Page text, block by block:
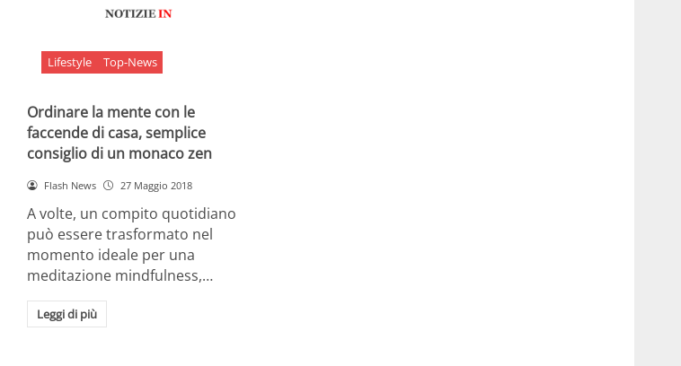
Lifestyle Top-News
Ordinare la mente con le
faccende di casa, semplice
consiglio di un monaco zen
Flash News 27 Maggio 2018
A volte, un compito quotidiano
può essere trasformato nel
momento ideale per una
meditazione mindfulness,…
Leggi di più